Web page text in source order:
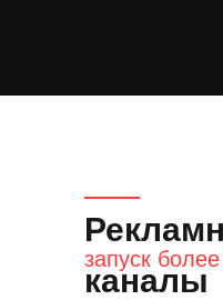
каналы
запуск